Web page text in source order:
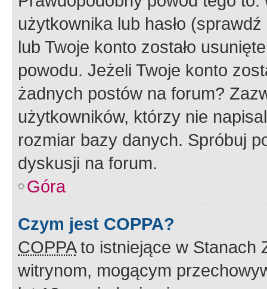
użytkownika lub hasło
lub Twoje konto zostało
powodu. Jeżeli Twoje konto
żadnych postów na forum?
użytkowników, którzy nie
rozmiar bazy danych. Spróbuj
dyskusji na forum.
Góra
Czym jest COPPA?
COPPAto istniejące w Stanach
witrynom, mogącym